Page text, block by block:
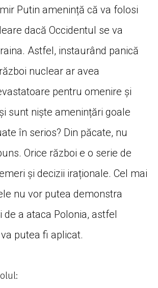
Putin amenință că va folosi
dacă Occidentul se va
Astfel, instaurând panică
nuclear ar avea
pentru omenire și
sunt niște amenințări goale
în serios? Din păcate, nu
Orice război e o serie de
și decizii iraționale. Cel mai
nu vor putea demonstra
de a ataca Polonia, astfel
putea fi aplicat.